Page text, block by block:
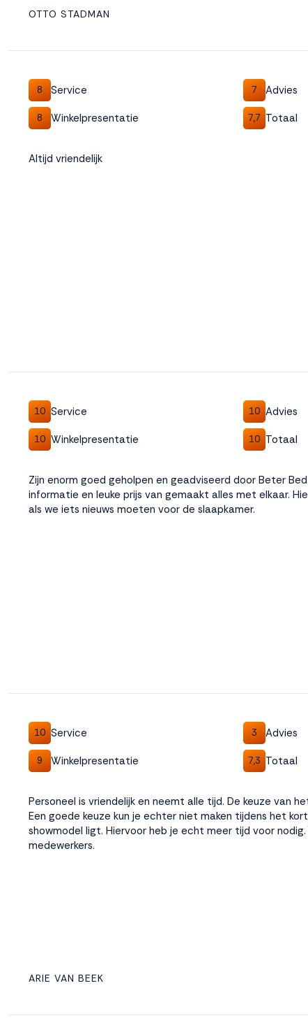
OTTO STADMAN
8 Service 7 Advies
8 Winkelpresentatie 7,7 Totaal
Altijd vriendelijk
10 Service 10 Advies
10 Winkelpresentatie 10 Totaal
Zijn enorm goed geholpen en geadviseerd door Beter
informatie en leuke prijs van gemaakt alles met elkaar.
als we iets nieuws moeten voor de slaapkamer.
10 Service 3 Advies
9 Winkelpresentatie 7,3 Totaal
Personeel is vriendelijk en neemt alle tijd. De keuze van
Een goede keuze kun je echter niet maken tijdens het
showmodel ligt. Hiervoor heb je echt meer tijd voor
medewerkers.
ARIE VAN BEEK